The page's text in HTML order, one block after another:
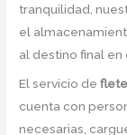
tranquilidad,
el
al destino final en
El servicio de
cuenta con
necesarias,